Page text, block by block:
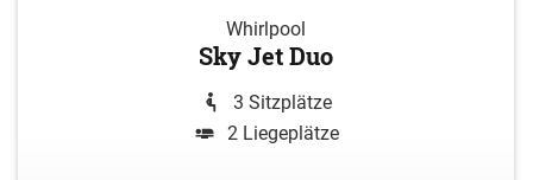
Whirlpool
Sky Jet Duo
3 Sitzplätze
2 Liegeplätze